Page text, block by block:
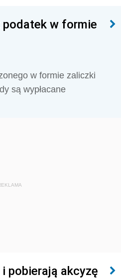
w formie
w formie zaliczki
są wypłacane
pobierają akcyzę